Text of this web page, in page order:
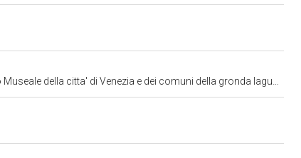
della citta' di Venezia e dei comuni della gronda lagunare